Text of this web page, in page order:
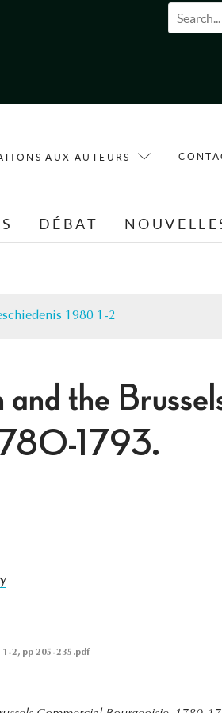
AUX AUTEURS
DÉBAT
1980 1-2
the
1793.
1-2, pp 205-235.pdf